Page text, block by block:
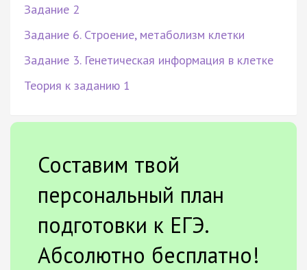
Задание 2
Задание 6. Строение, метаболизм клетки
Задание 3. Генетическая информация в клетке
Теория к заданию 1
Составим твой
персональный план
подготовки к ЕГЭ.
Абсолютно бесплатно!